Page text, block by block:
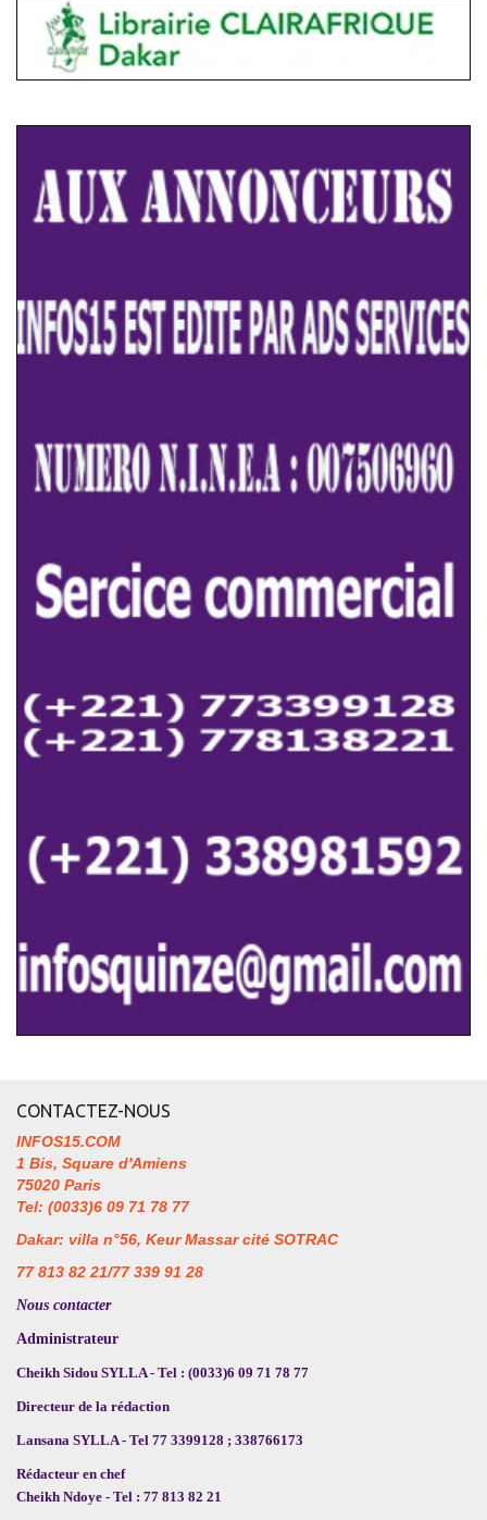
CONTACTEZ-NOUS
INFOS15.COM
1 Bis, Square d'Amiens
75020 Paris
Tel: (0033)6 09 71 78 77
Dakar: villa n°56, Keur Massar cité SOTRAC
77 813 82 21/77 339 91 28
Nous contacter
Administrateur
Cheikh Sidou SYLLA - Tel : (0033)6 09 71 78 77
Directeur de la rédaction
Lansana SYLLA - Tel 77 3399128 ; 338766173
Rédacteur en chef
Cheikh Ndoye - Tel : 77 813 82 21